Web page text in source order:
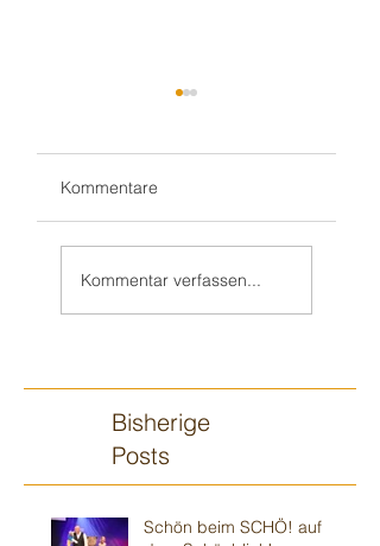
Gottesdienst
Kommentare
Kommentar verfassen...
Bisherige
Posts
Schön beim SCHÖ! auf